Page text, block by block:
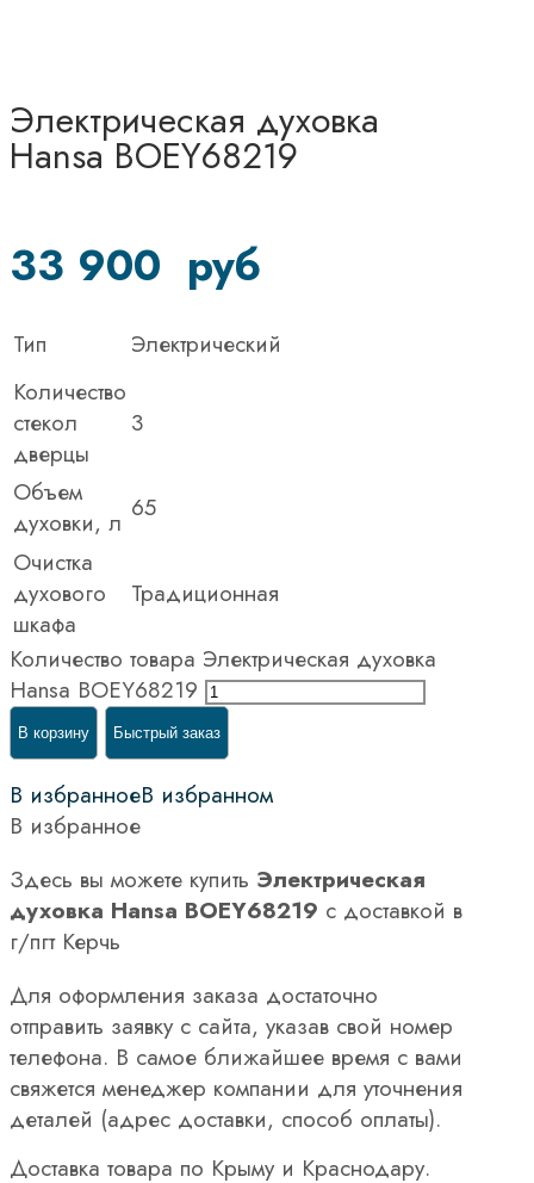
Электрическая духовка
Hansa BOEY68219
33 900 руб
Тип
Электрический
Количество
стекол
дверцы
3
Объем
духовки, л 65
Очистка
духового
шкафа
Традиционная
Количество товара Электрическая духовка
Hansa BOEY68219
В корзину Быстрый заказ
В избранноеВ избранном
В избранное
Здесь вы можете купить Электрическая
духовка Hansa BOEY68219 с доставкой в
г/пгт Керчь
Для оформления заказа достаточно
отправить заявку с сайта, указав свой номер
телефона. В самое ближайшее время с вами
свяжется менеджер компании для уточнения
деталей (адрес доставки, способ оплаты).
Доставка товара по Крыму и Краснодару.